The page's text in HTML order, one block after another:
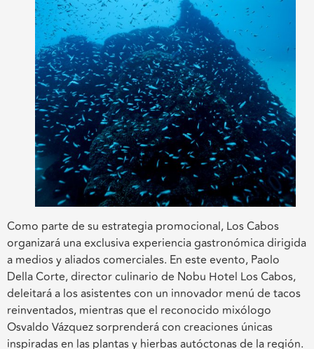
Como parte de su estrategia promocional, Los Cabos
organizará una exclusiva experiencia gastronómica dirigida
a medios y aliados comerciales. En este evento, Paolo
Della Corte, director culinario de Nobu Hotel Los Cabos,
deleitará a los asistentes con un innovador menú de tacos
reinventados, mientras que el reconocido mixólogo
Osvaldo Vázquez sorprenderá con creaciones únicas
inspiradas en las plantas y hierbas autóctonas de la región.